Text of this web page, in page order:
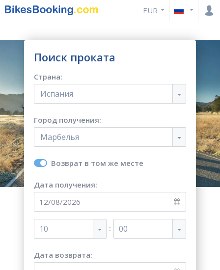
EUR
Поиск проката
Страна:
Испания
Город получения:
Марбелья
Возврат в том же месте
Дата получения:
10 : 00
Дата возврата: